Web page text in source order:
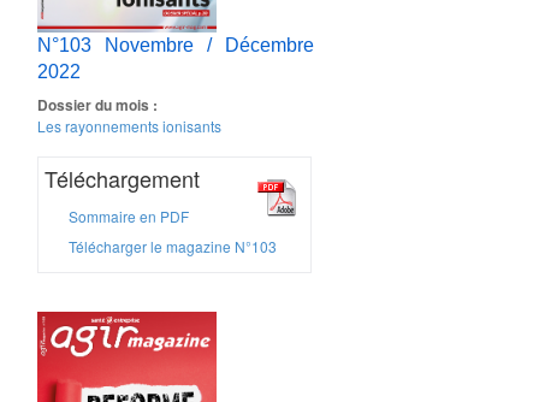
N°103 Novembre / Décembre
2022
Dossier du mois :
Les rayonnements ionisants
Téléchargement
Sommaire en PDF
Télécharger le magazine N°103